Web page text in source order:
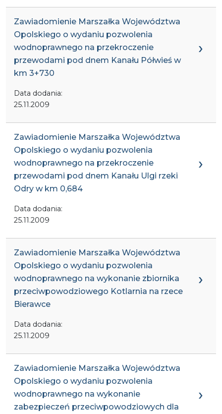
Zawiadomienie Marszałka Województwa
Opolskiego o wydaniu pozwolenia
wodnoprawnego na przekroczenie
przewodami pod dnem Kanału Półwieś w
km 3+730
Data dodania:
25.11.2009
Zawiadomienie Marszałka Województwa
Opolskiego o wydaniu pozwolenia
wodnoprawnego na przekroczenie
przewodami pod dnem Kanału Ulgi rzeki
Odry w km 0,684
Data dodania:
25.11.2009
Zawiadomienie Marszałka Województwa
Opolskiego o wydaniu pozwolenia
wodnoprawnego na wykonanie zbiornika
przeciwpowodziowego Kotlarnia na rzece
Bierawce
Data dodania:
25.11.2009
Zawiadomienie Marszałka Województwa
Opolskiego o wydaniu pozwolenia
wodnoprawnego na wykonanie
zabezpieczeń przeciwpowodziowych dla